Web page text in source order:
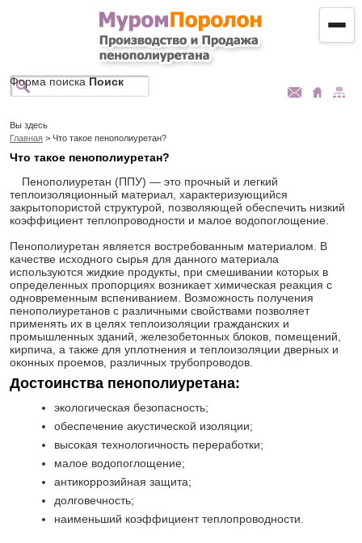
Форма поиска Поиск
Вы здесь
Главная > Что такое пенополиуретан?
Что такое пенополиуретан?
Пенополиуретан (ППУ) — это прочный и легкий
теплоизоляционный материал, характеризующийся
закрытопористой структурой, позволяющей обеспечить низкий
коэффициент теплопроводности и малое водопоглощение.
Пенополиуретан является востребованным материалом. В
качестве исходного сырья для данного материала
используются жидкие продукты, при смешивании которых в
определенных пропорциях возникает химическая реакция с
одновременным вспениванием. Возможность получения
пенополиуретанов с различными свойствами позволяет
применять их в целях теплоизоляции гражданских и
промышленных зданий, железобетонных блоков, помещений,
кирпича, а также для уплотнения и теплоизоляции дверных и
оконных проемов, различных трубопроводов.
Достоинства пенополиуретана:
экологическая безопасность;
обеспечение акустической изоляции;
высокая технологичность переработки;
малое водопоглощение;
антикоррозийная защита;
долговечность;
наименьший коэффициент теплопроводности.